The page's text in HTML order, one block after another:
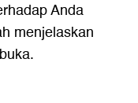
Anda
menjelaskan